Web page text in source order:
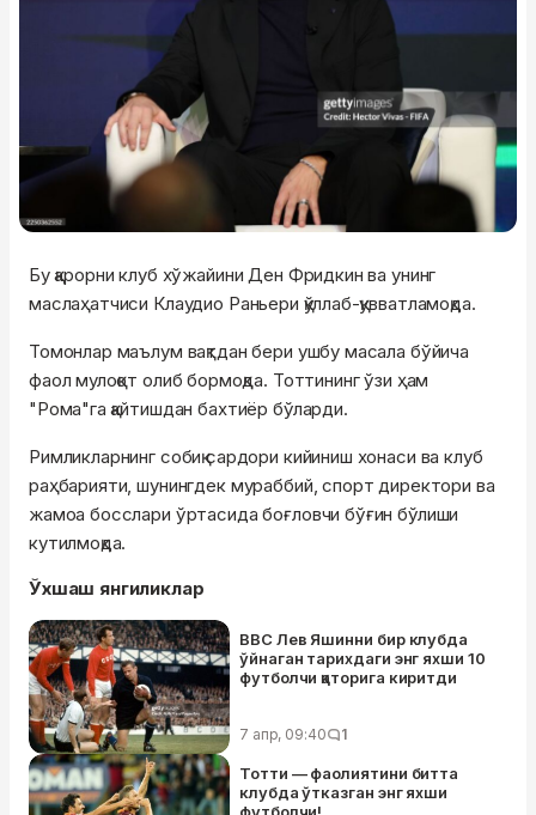
Бу қарорни клуб хўжайини Ден Фридкин ва унинг
маслаҳатчиси Клаудио Раньери қўллаб-қувватламоқда.
Томонлар маълум вақтдан бери ушбу масала бўйича
фаол мулоқот олиб бормоқда. Тоттининг ўзи ҳам
"Рома"га қайтишдан бахтиёр бўларди.
Римликларнинг собиқ сардори кийиниш хонаси ва клуб
раҳбарияти, шунингдек мураббий, спорт директори ва
жамоа босслари ўртасида боғловчи бўғин бўлиши
кутилмоқда.
Ўхшаш янгиликлар
BBC Лев Яшинни бир клубда
ўйнаган тарихдаги энг яхши 10
футболчи қаторига киритди
7 апр, 09:40 1
Тотти — фаолиятини битта
клубда ўтказган энг яхши
футболчи!